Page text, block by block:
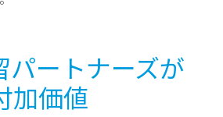
パートナーズが
加価値